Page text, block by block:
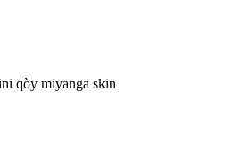
qòy miyanga skin